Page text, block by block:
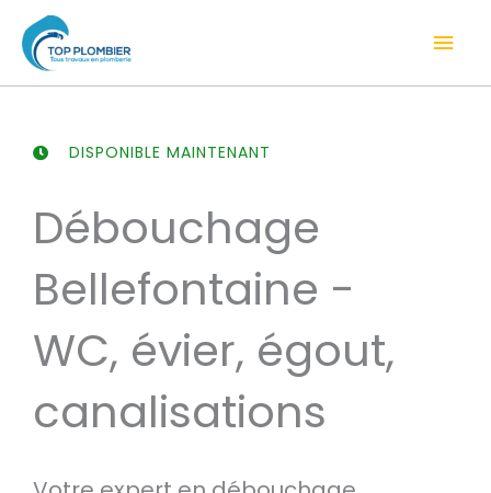
contenu
DISPONIBLE MAINTENANT
Débouchage
Bellefontaine -
WC, évier, égout,
canalisations